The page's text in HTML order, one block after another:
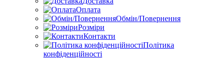
Оплата
Обмін/Повернення
Розміри
Контакти
Політика
конфіденційності